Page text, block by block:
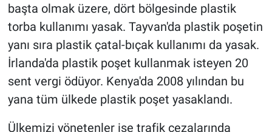
başta olmak üzere, dört bölgesinde plastik
torba kullanımı yasak. Tayvan'da plastik poşetin
yanı sıra plastik çatal-bıçak kullanımı da yasak.
İrlanda'da plastik poşet kullanmak isteyen 20
sent vergi ödüyor. Kenya'da 2008 yılından bu
yana tüm ülkede plastik poşet yasaklandı.
Ülkemizi yönetenler ise trafik cezalarında